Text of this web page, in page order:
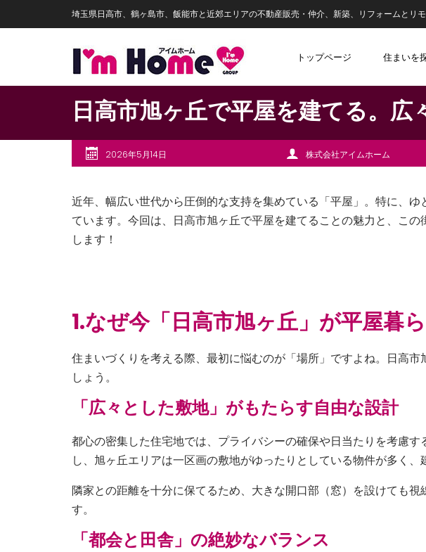
埼玉県日高市、鶴ヶ島市、飯能市と近郊エリアの不動産販売・仲介、新築、リフォームとリ
トップページ 住まいを
日高市旭ヶ丘で平屋を建てる。
2026年5月14日 株式会社アイムホーム
近年、幅広い世代から圧倒的な支持を集めている「平屋」。特に、
ています。今回は、日高市旭ヶ丘で平屋を建てることの魅力と、こ
します！
1.なぜ今「日高市旭ヶ丘」が平屋暮
住まいづくりを考える際、最初に悩むのが「場所」ですよね。日高
しょう。
「広々とした敷地」がもたらす自由な設計
都心の密集した住宅地では、プライバシーの確保や日当たりを考慮
し、旭ヶ丘エリアは一区画の敷地がゆったりとしている物件が多く
隣家との距離を十分に保てるため、大きな開口部（窓）を設けても
す。
「都会と田舎」の絶妙なバランス